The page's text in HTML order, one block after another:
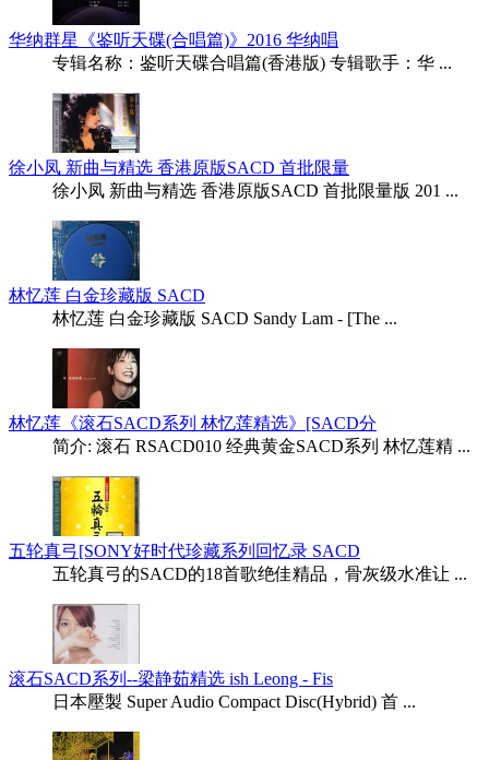
华纳群星《鉴听天碟(合唱篇)》2016 华纳唱
专辑名称：鉴听天碟合唱篇(香港版) 专辑歌手：华 ...
徐小凤 新曲与精选 香港原版SACD 首批限量
徐小凤 新曲与精选 香港原版SACD 首批限量版 201 ...
林忆莲 白金珍藏版 SACD
林忆莲 白金珍藏版 SACD Sandy Lam - [The ...
林忆莲《滚石SACD系列 林忆莲精选》[SACD分
简介: 滚石 RSACD010 经典黄金SACD系列 林忆莲精 ...
五轮真弓[SONY好时代珍藏系列回忆录 SACD
五轮真弓的SACD的18首歌绝佳精品，骨灰级水准让 ...
滚石SACD系列--梁静茹精选 ish Leong - Fis
日本壓製 Super Audio Compact Disc(Hybrid) 首 ...